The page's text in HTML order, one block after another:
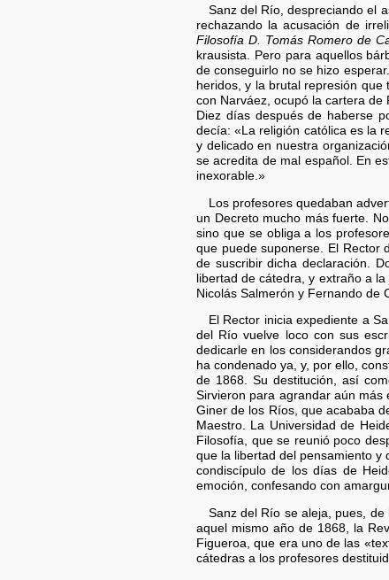
Sanz del Río, despreciando el
rechazando la acusación de
Filosofía D. Tomás Romero de
krausista. Pero para aquellos
de conseguirlo no se hizo
heridos, y la brutal represión
con Narváez, ocupó la cartera
Diez días después de haberse
decía: «La religión católica es la
y delicado en nuestra
se acredita de mal español. En
inexorable.»
Los profesores quedaban
un Decreto mucho más fuerte.
sino que se obliga a los
que puede suponerse. El Rector
de suscribir dicha declaración.
libertad de cátedra, y extraño a
Nicolás Salmerón y Fernando de
El Rector inicia expediente a
del Río vuelve loco con sus
dedicarle en los considerandos
ha condenado ya, y, por ello,
de 1868. Su destitución, así
Sirvieron para agrandar aún
Giner de los Ríos, que acababa
Maestro. La Universidad de
Filosofía, que se reunió poco
que la libertad del pensamiento y
condiscípulo de los días de
emoción, confesando con
Sanz del Río se aleja, pues,
aquel mismo año de 1868, la
Figueroa, que era uno de las
cátedras a los profesores